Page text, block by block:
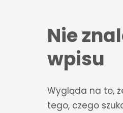
Nie
wpisu
Wygląda na to,
tego, czego